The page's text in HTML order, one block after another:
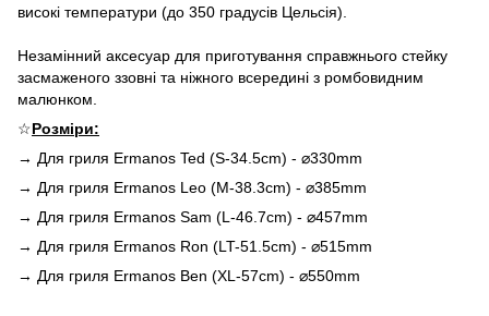
високі температури (до 350 градусів Цельсія).
Незамінний аксесуар для приготування справжнього стейку
засмаженого ззовні та ніжного всередині з ромбовидним
малюнком.
☆Розміри:
→ Для гриля Ermanos Ted (S-34.5cm) - ⌀330mm
→ Для гриля Ermanos Leo (M-38.3cm) - ⌀385mm
→ Для гриля Ermanos Sam (L-46.7cm) - ⌀457mm
→ Для гриля Ermanos Ron (LT-51.5cm) - ⌀515mm
→ Для гриля Ermanos Ben (XL-57cm) - ⌀550mm